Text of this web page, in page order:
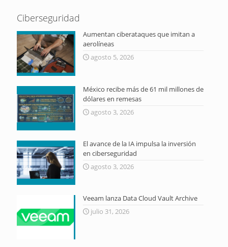
Ciberseguridad
Aumentan ciberataques que imitan a
aerolíneas
agosto 5, 2026
México recibe más de 61 mil millones de
dólares en remesas
agosto 3, 2026
El avance de la IA impulsa la inversión
en ciberseguridad
agosto 3, 2026
Veeam lanza Data Cloud Vault Archive
julio 31, 2026